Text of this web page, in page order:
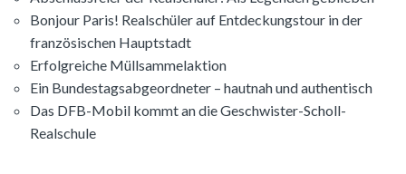
Bonjour Paris! Realschüler auf Entdeckungstour in der
französischen Hauptstadt
Erfolgreiche Müllsammelaktion
Ein Bundestagsabgeordneter – hautnah und authentisch
Das DFB-Mobil kommt an die Geschwister-Scholl-
Realschule